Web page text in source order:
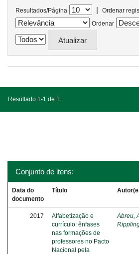
Resultados/Página |
Ordenar
Ordenar
Resultado 1-1 de 1.
Conjunto de itens:
Data do
documento
Título
2017
Alfabetização e
currículo: ênfases
nas formações de
professores no Pacto
Nacional pela
Abreu,